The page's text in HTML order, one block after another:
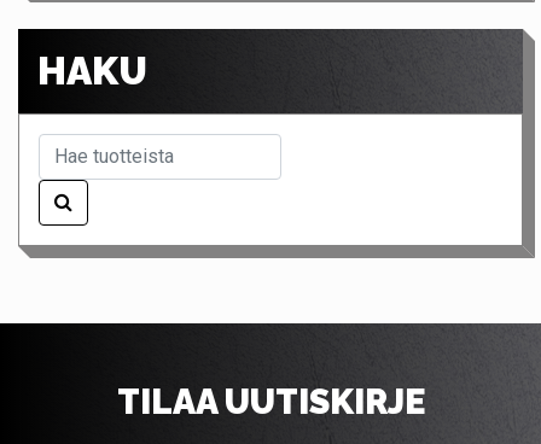
HAKU
TILAA UUTISKIRJE